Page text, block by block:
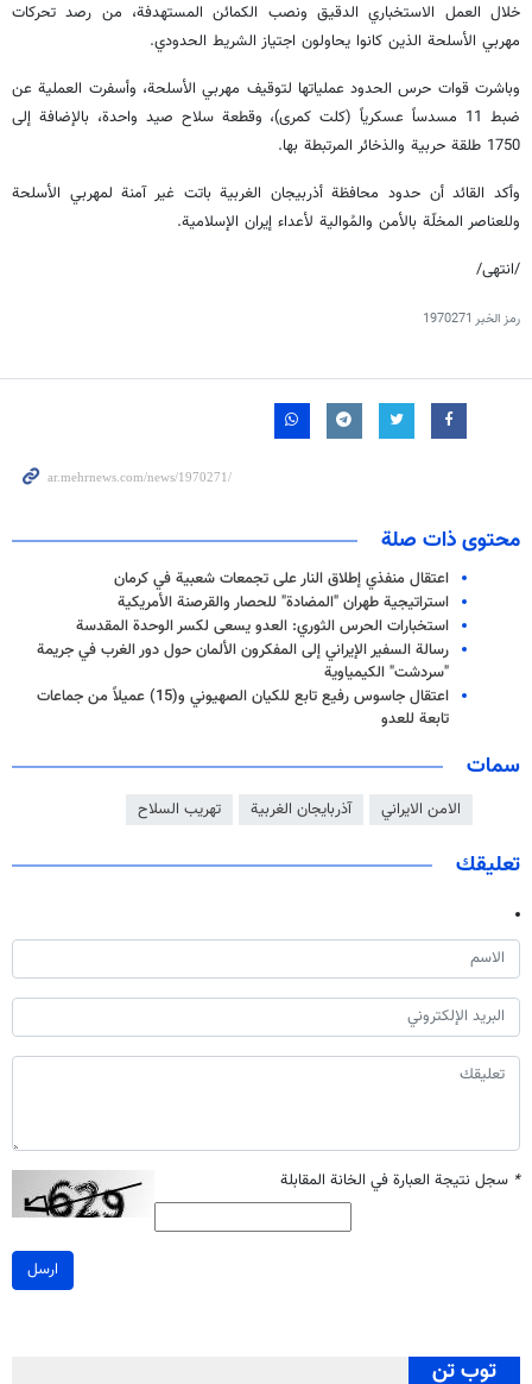
خلال العمل الاستخباري الدقيق ونصب الكمائن المستهدفة، من رصد تحركات
مهربي الأسلحة الذين كانوا يحاولون اجتياز الشريط الحدودي.
وباشرت قوات حرس الحدود عملياتها لتوقيف مهربي الأسلحة، وأسفرت العملية عن
ضبط 11 مسدساً عسكرياً (كلت كمری)، وقطعة سلاح صيد واحدة، بالإضافة إلى
1750 طلقة حربية والذخائر المرتبطة بها.
وأكد القائد أن حدود محافظة أذربيجان الغربية باتت غير آمنة لمهربي الأسلحة
وللعناصر المخلّة بالأمن والمُوالية لأعداء إيران الإسلامية.
/انتهى/
رمز الخبر 1970271
محتوى ذات صلة
اعتقال منفذي إطلاق النار على تجمعات شعبية في كرمان
استراتيجية طهران "المضادة" للحصار والقرصنة الأمريكية
استخبارات الحرس الثوري: العدو يسعى لكسر الوحدة المقدسة
رسالة السفير الإيراني إلى المفکرون الألمان حول دور الغرب في جريمة
"سردشت" الکیمیاویة
اعتقال جاسوس رفيع تابع للكيان الصهيوني و(15) عميلاً من جماعات
تابعة للعدو
سمات
الامن الايراني آذربایجان الغربية تهريب السلاح
تعليقك
* سجل نتيجة العبارة في الخانة المقابلة
ارسل
توب تن